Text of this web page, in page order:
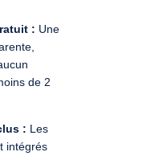
: Une
de 2
: Les
intégrés